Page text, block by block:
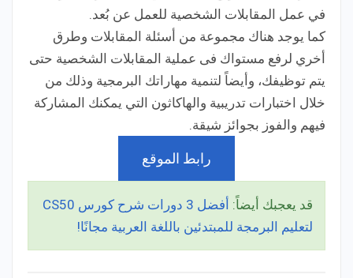
في عمل المقابلات الشخصية للعمل عن بُعد.
كما يوجد هناك مجموعة من أسئلة المقابلات وطرق
أخري لرفع مستواك فى عملية المقابلات الشخصية حتى
يتم توظيفك، وأيضاً لتنمية مهاراتك البرمجية وذلك من
خلال اختبارات تدريبية والهاكاثون التي يمكنك المشاركة
فيهم والفوز بجوائز شيقة.
رابط الموقع
قد يعجبك أيضاً:
أفضل 3 دورات شرح كورس CS50
لتعليم البرمجة للمبتدئين باللغة العربية مجانًا!